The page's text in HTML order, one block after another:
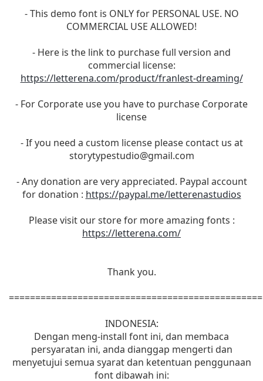
- This demo font is ONLY for PERSONAL USE. NO
COMMERCIAL USE ALLOWED!
- Here is the link to purchase full version and
commercial license:
https://letterena.com/product/franlest-dreaming/
- For Corporate use you have to purchase Corporate
license
- If you need a custom license please contact us at
storytypestudio@gmail.com
- Any donation are very appreciated. Paypal account
for donation : https://paypal.me/letterenastudios
Please visit our store for more amazing fonts :
https://letterena.com/
Thank you.
INDONESIA:
Dengan meng-install font ini, dan membaca
persyaratan ini, anda dianggap mengerti dan
menyetujui semua syarat dan ketentuan penggunaan
font dibawah ini: